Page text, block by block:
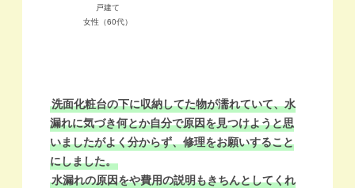
戸建て
女性（60代）
洗面化粧台の下に収納してた物が濡れていて、水
漏れに気づき何とか自分で原因を見つけようと思
いましたがよく分からず、修理をお願いすること
にしました。
水漏れの原因をや費用の説明もきちんとしてくれ